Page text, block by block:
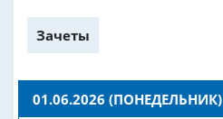
Зачеты
01.06.2026 (ПОНЕДЕЛЬНИК)